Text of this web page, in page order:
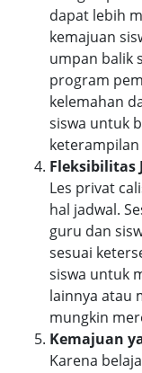
dapat lebih
kemajuan
umpan balik
program
kelemahan
siswa untuk
Fleksibilitas
Les privat
hal jadwal.
guru dan
sesuai
siswa untuk
lainnya atau
mungkin
Kemajuan
Karena